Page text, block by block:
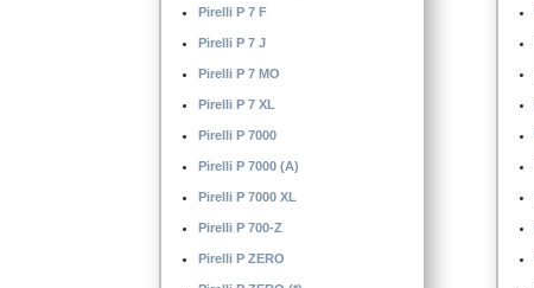
Pirelli P 7 F
Pirelli P 7 J
Pirelli P 7 MO
Pirelli P 7 XL
Pirelli P 7000
Pirelli P 7000 (A)
Pirelli P 7000 XL
Pirelli P 700-Z
Pirelli P ZERO